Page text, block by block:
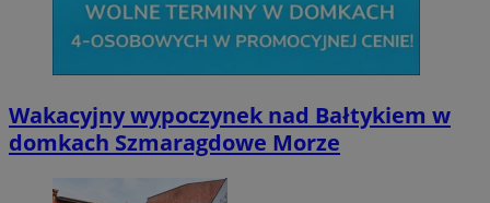
Wakacyjny wypoczynek nad Bałtykiem w
domkach Szmaragdowe Morze